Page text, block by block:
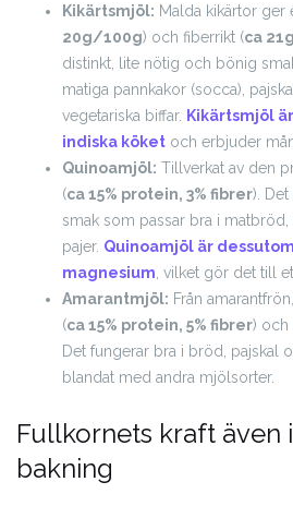
Kikärtsmjöl: Malda kikärtor ger
20g/100g) och fiberrikt (ca
distinkt, lite nötig och bönig
matiga pannkakor (socca),
vegetariska biffar. Kikärtsmjöl
indiska köket och erbjuder
Quinoamjöl: Tillverkat av den
(ca 15% protein, 3% fibrer).
smak som passar bra i
pajer. Quinoamjöl är
magnesium, vilket gör det till
Amarantmjöl: Från
(ca 15% protein, 5% fibrer) och
Det fungerar bra i bröd, pajskal
blandat med andra mjölsorter.
Fullkornets kraft även
bakning